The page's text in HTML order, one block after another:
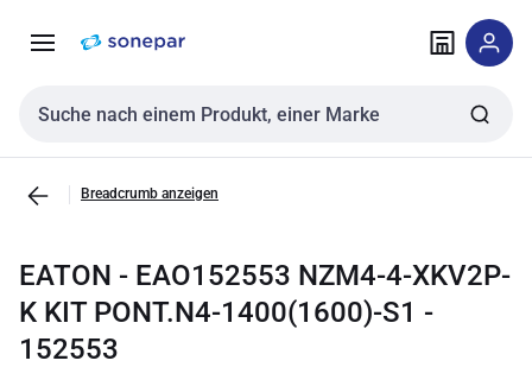
NavigationInhalt
Sucheingabe
Breadcrumb anzeigen
EATON - EAO152553 NZM4-4-XKV2P-
K KIT PONT.N4-1400(1600)-S1 -
152553